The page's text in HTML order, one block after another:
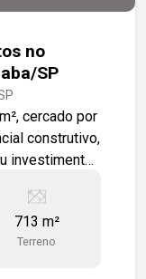
no
SP
cercado por
construtivo,
investimento
-Espaço
ETEC
713 m²
Terreno